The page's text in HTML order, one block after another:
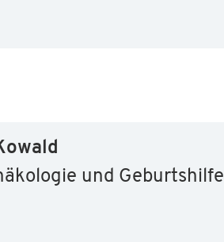
und Geburtshilfe